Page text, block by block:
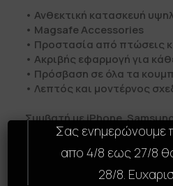
• Ανθεκτική κατασκευή
• Μagsafe Accessories
• Προστασία από πτώσεις
• Ακριβής εφαρμογή για
• Πρόσβαση σε όλα τα
• Λεπτός και μοντέρνος
Συμβατή με iPhone,
Αναβάθμισε την εμφάνιση
της συσκευής σου με τη
Σας ενημερώνουμε
απο 4/8 εως 27/8
28/8.